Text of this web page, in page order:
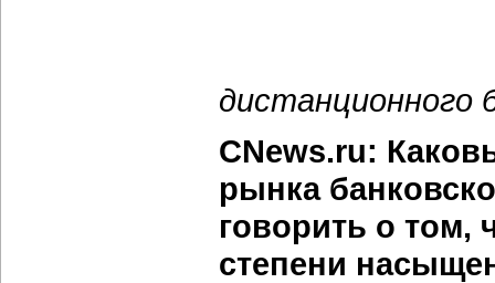
дистанционного
CNews.ru:
рынка
говорить о том,
степени